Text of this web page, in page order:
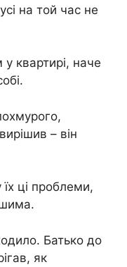
на той час не
квартирі, наче
– він
ці проблеми,
Батько до
як